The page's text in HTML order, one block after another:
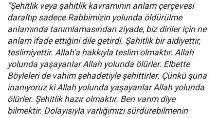
“Şehitlik veya şahitlik kavramının anlam çerçevesi
daraltıp sadece Rabbimizin yolunda öldürülme
anlamında tanımlamasından ziyade, biz diriler için ne
anlam ifade ettiğini dile getirdi. Şahitlik bir aidiyettir,
teslimiyettir. Allah'a hakkıyla teslim olmaktır. Allah
yolunda yaşayanlar Allah yolunda ölürler. Elbette
Böyleleri de vahim şehadetiyle şehittirler. Çünkü şuna
inanıyoruz ki Allah yolunda yaşayanlar Allah yolunda
ölürler. Şehitlik hazır olmaktır. Ben varım diye
bilmektir. Dolayısıyla varlığımızı sürdürebilmenin